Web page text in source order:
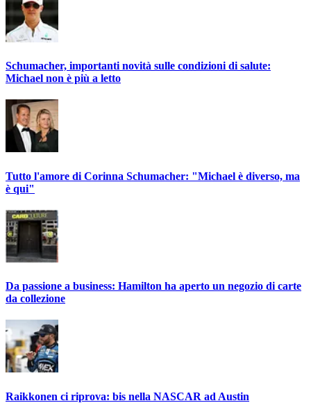
Schumacher, importanti novità sulle condizioni di salute:
Michael non è più a letto
Tutto l'amore di Corinna Schumacher: "Michael è diverso, ma
è qui"
Da passione a business: Hamilton ha aperto un negozio di carte
da collezione
Raikkonen ci riprova: bis nella NASCAR ad Austin